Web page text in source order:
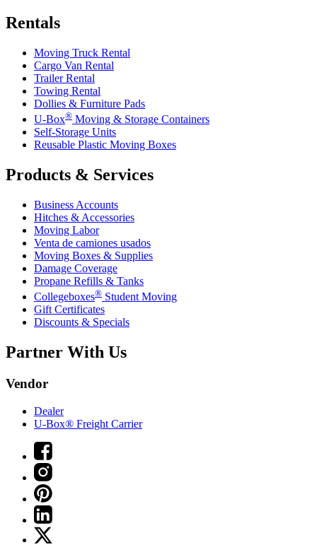
Rentals
Moving Truck Rental
Cargo Van Rental
Trailer Rental
Towing Rental
Dollies & Furniture Pads
U-Box® Moving & Storage Containers
Self-Storage Units
Reusable Plastic Moving Boxes
Products & Services
Business Accounts
Hitches & Accessories
Moving Labor
Venta de camiones usados
Moving Boxes & Supplies
Damage Coverage
Propane Refills & Tanks
Collegeboxes® Student Moving
Gift Certificates
Discounts & Specials
Partner With Us
Vendor
Dealer
U-Box® Freight Carrier